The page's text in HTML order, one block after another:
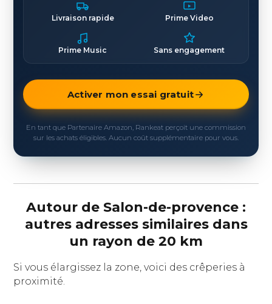
Livraison rapide Prime Video
Prime Music Sans engagement
Activer mon essai gratuit
En tant que Partenaire Amazon, Rankeat perçoit une commission
sur les achats éligibles. Aucun coût supplémentaire pour vous.
Autour de Salon-de-provence :
autres adresses similaires dans
un rayon de 20 km
Si vous élargissez la zone, voici des crêperies à
proximité.